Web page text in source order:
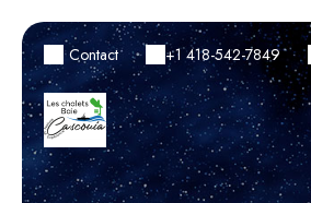
Contact +1 418-542-7849